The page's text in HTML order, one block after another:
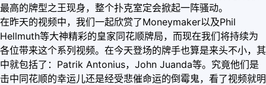
最高的牌型之王现身，整个扑克室定会掀起一阵骚动。
在昨天的视频中，我们一起欣赏了Moneymaker以及Phil
Hellmuth等大神精彩的皇家同花顺牌局，而现在我们将持续为
各位带来这个系列视频。在今天登场的牌手也算是来头不小，其
中就包括了：Patrik Antonius，John Juanda等。究竟他们是
击中同花顺的幸运儿还是经受悲催命运的倒霉鬼，看了视频就明